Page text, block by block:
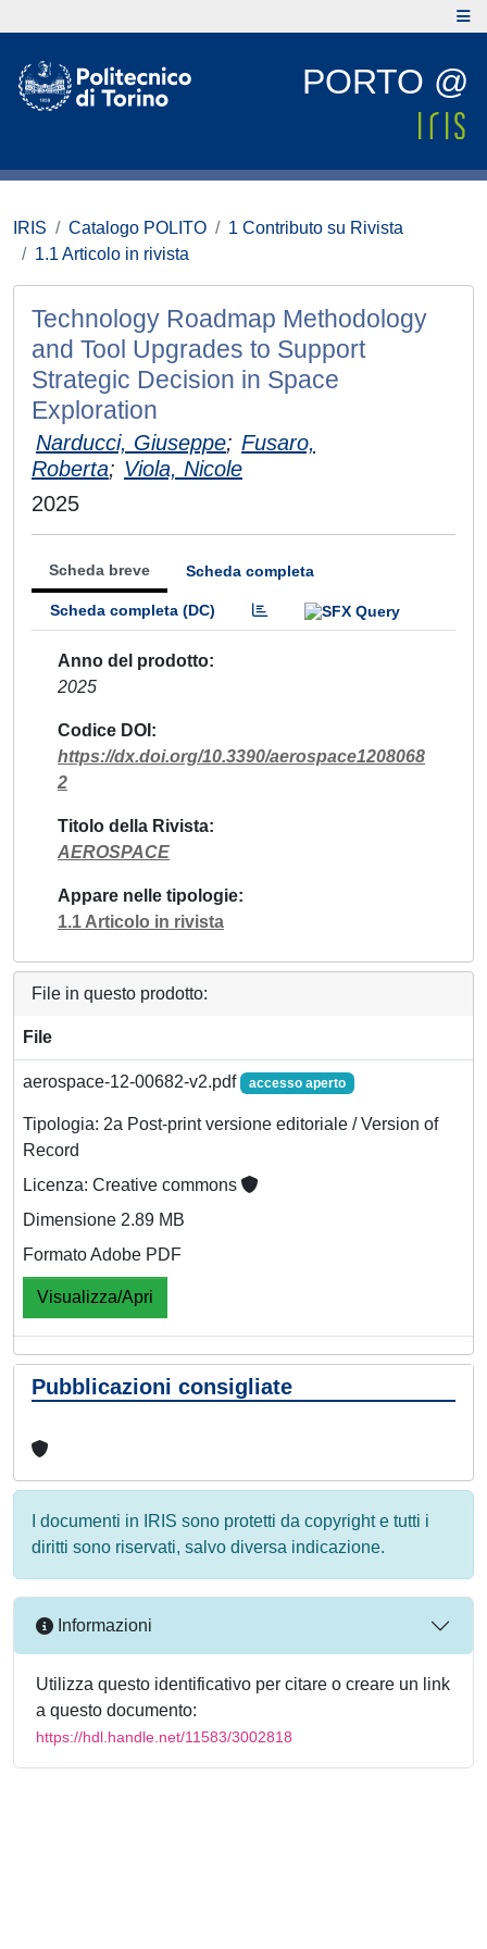
PORTO @
IRIS Catalogo POLITO
1 Contributo su Rivista
1.1 Articolo in rivista
Technology Roadmap Methodology
and Tool Upgrades to Support
Strategic Decision in Space
Exploration
Narducci, Giuseppe; Fusaro,
Roberta; Viola, Nicole
2025
Scheda breve Scheda completa
Scheda completa (DC)
Anno del prodotto
2025
Codice DOI
https://dx.doi.org/10.3390/aerospace1208068
2
Titolo della Rivista
AEROSPACE
Appare nelle tipologie
1.1 Articolo in rivista
File in questo prodotto:
File
aerospace-12-00682-v2.pdf accesso aperto
Tipologia: 2a Post-print versione editoriale / Version of
Record
Licenza: Creative commons
Dimensione 2.89 MB
Formato Adobe PDF
Visualizza/Apri
Pubblicazioni consigliate
I documenti in IRIS sono protetti da copyright e tutti i
diritti sono riservati, salvo diversa indicazione.
Informazioni
Utilizza questo identificativo per citare o creare un link
a questo documento:
https://hdl.handle.net/11583/3002818